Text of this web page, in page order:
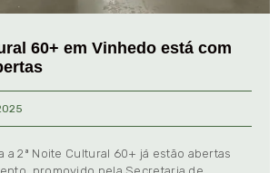
60+ em Vinhedo está com
a 2ª Noite Cultural 60+ já estão abertas